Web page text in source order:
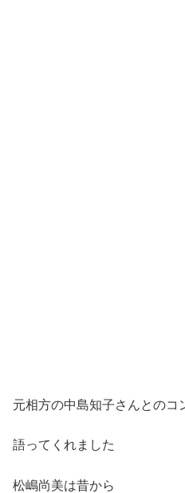
元相方の中島知子さんとのコ
語ってくれました
松嶋尚美は昔から